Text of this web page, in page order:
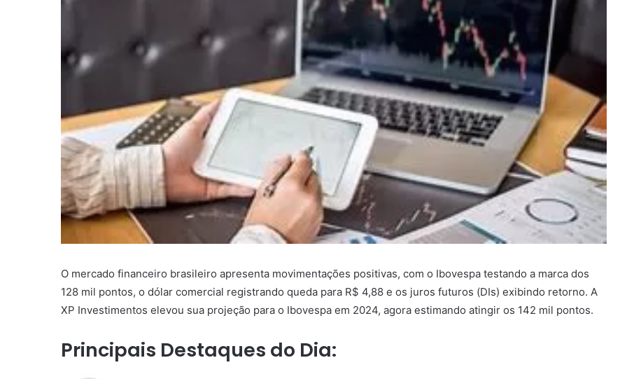
O mercado financeiro brasileiro apresenta movimentações positivas, com o Ibovespa testando a marca dos
128 mil pontos, o dólar comercial registrando queda para R$ 4,88 e os juros futuros (DIs) exibindo retorno. A
XP Investimentos elevou sua projeção para o Ibovespa em 2024, agora estimando atingir os 142 mil pontos.
Principais Destaques do Dia: